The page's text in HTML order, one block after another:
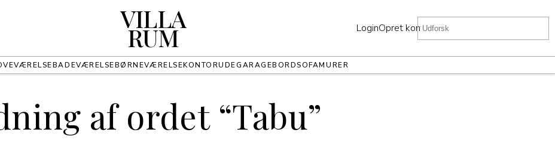
VILLA
RUM LoginOpret konto
BADEVÆRELSEBØRNEVÆRELSEKONTORUDEGARAGEBORDSOFAMURER
af ordet “Tabu”